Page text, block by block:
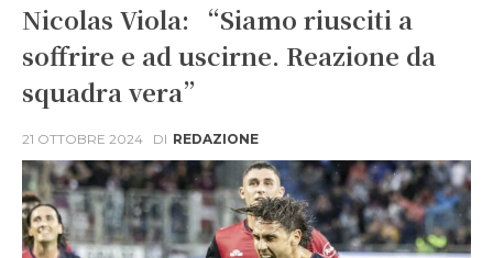
Nicolas Viola: “Siamo riusciti a
soffrire e ad uscirne. Reazione da
squadra vera”
21 OTTOBRE 2024 DI REDAZIONE